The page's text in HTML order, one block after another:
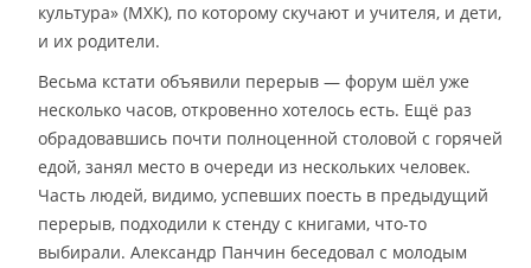
культура» (МХК), по которому скучают и учителя, и дети,
и их родители.
Весьма кстати объявили перерыв — форум шёл уже
несколько часов, откровенно хотелось есть. Ещё раз
обрадовавшись почти полноценной столовой с горячей
едой, занял место в очереди из нескольких человек.
Часть людей, видимо, успевших поесть в предыдущий
перерыв, подходили к стенду с книгами, что-то
выбирали. Александр Панчин беседовал с молодым